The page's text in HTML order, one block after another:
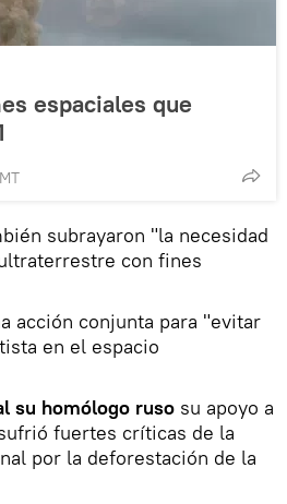
espaciales que
subrayaron "la necesidad
con fines
acción conjunta para "evitar
en el espacio
su homólogo ruso su apoyo a
fuertes críticas de la
por la deforestación de la